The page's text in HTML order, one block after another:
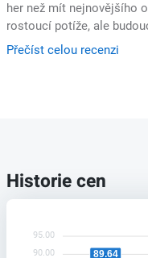
her než mít nejnovějšího
rostoucí potíže, ale
Přečíst celou recenzi
Historie cen
95.00
90.00
89.64